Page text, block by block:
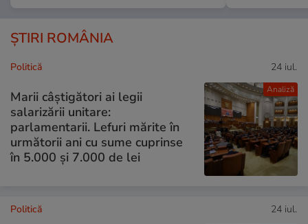
ȘTIRI ROMÂNIA
Analiză
Politică 24 iul.
Marii câștigători ai legii
salarizării unitare:
parlamentarii. Lefuri mărite în
următorii ani cu sume cuprinse
în 5.000 și 7.000 de lei
Politică 24 iul.